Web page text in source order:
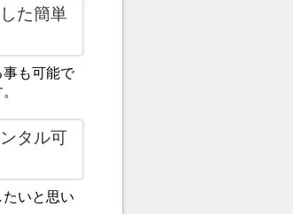
た簡単
も可能で
タル可
いと思い